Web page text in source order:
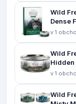
Wild
Dense
v 1
Wild
Hidden
v 1
Wild